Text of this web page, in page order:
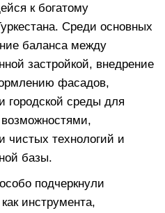
к богатому
Среди основных
баланса между
застройкой, внедрение
фасадов,
городской среды для
чистых технологий и
базы.
подчеркнули
инструмента,